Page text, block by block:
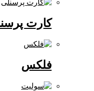
کارت پرسنلی